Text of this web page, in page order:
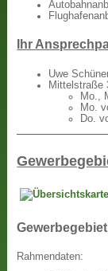
Ihr
Uwe
Mittelstraße
Mo.,
Mo.
Do.
Rahmendaten: